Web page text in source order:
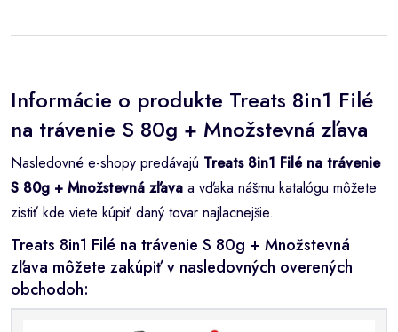
Informácie o produkte Treats 8in1 Filé
na trávenie S 80g + Množstevná zľava
Nasledovné e-shopy predávajú Treats 8in1 Filé na trávenie
S 80g + Množstevná zľava a vďaka nášmu katalógu môžete
zistiť kde viete kúpiť daný tovar najlacnejšie.
Treats 8in1 Filé na trávenie S 80g + Množstevná
zľava môžete zakúpiť v nasledovných overených
obchodoh: